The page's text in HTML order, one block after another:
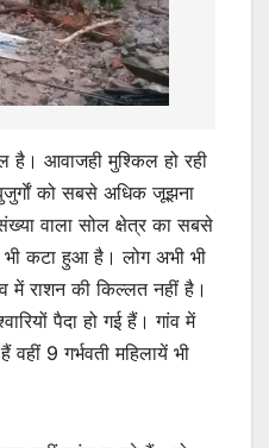
है। आवाजही मुश्किल हो रही
को सबसे अधिक जूझना
वाला सोल क्षेत्र का सबसे
भी कटा हुआ है। लोग अभी भी
में राशन की किल्लत नहीं है।
पैदा हो गई हैं। गांव में
9 गर्भवती महिलायें भी